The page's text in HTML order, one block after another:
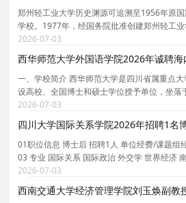
郑州轻工业大学历史渊源可追溯至1956年原
学校。1977年，经国务院批准创建郑州轻工
部。1998年转隶河南省人民政府。学校是河南
局共建高校、河南省特色骨干大学建设高校、
2026-07-03
西华师范大学外国语学院2026年诚聘
一、学校简介 西华师范大学是四川省属重点
设高校、全国博士和硕士学位授予单位，坐落
门类齐全。学校现有 2 个博士学位授权一级学
学科， 18 个硕士专业学位授权类别。 78 个本
2026-07-03
四川大学国际关系学院2026年招聘1名
01职位信息 博士后 招聘1人 单位经费/课题组
03 专业 国际关系 国际政治 外交学 世界经济
间 截止时间：2026.09.30 / 23:59:59 05 招聘
06 应聘条件 博士学位 07 岗位职责:
2026-07-03